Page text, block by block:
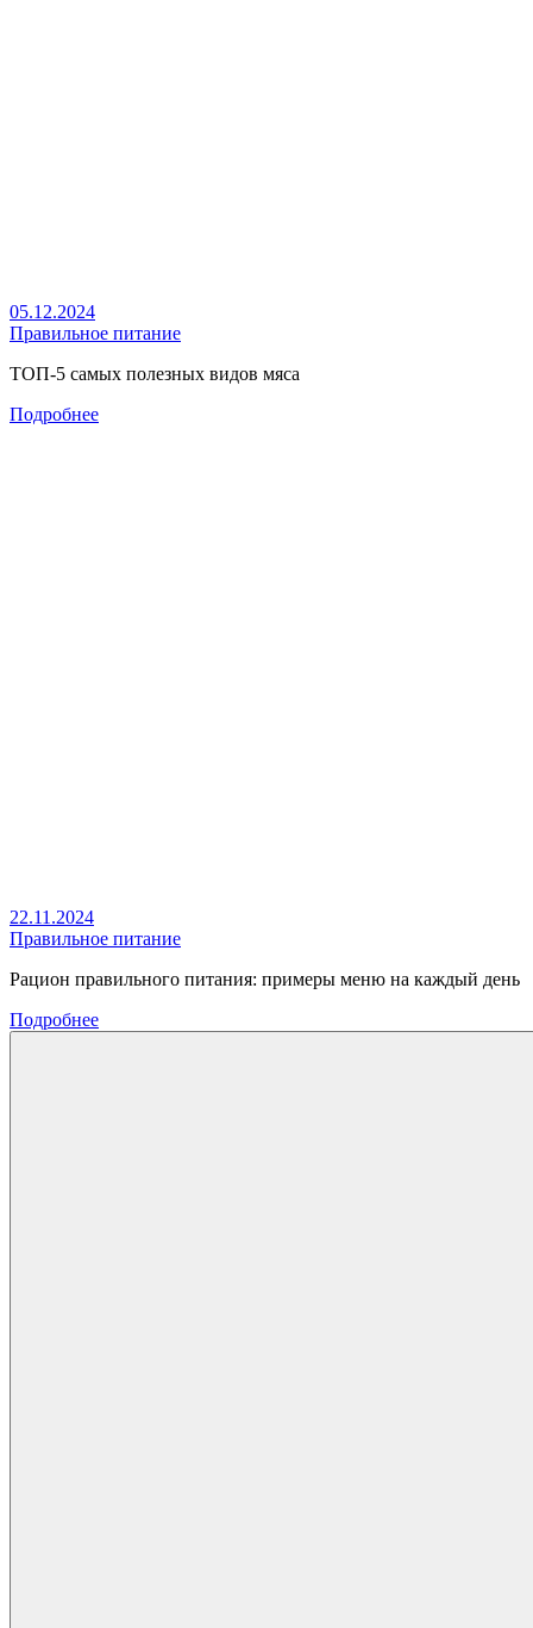
05.12.2024
Правильное питание
ТОП-5 самых полезных видов мяса
Подробнее
22.11.2024
Правильное питание
Рацион правильного питания: примеры меню на каждый день
Подробнее